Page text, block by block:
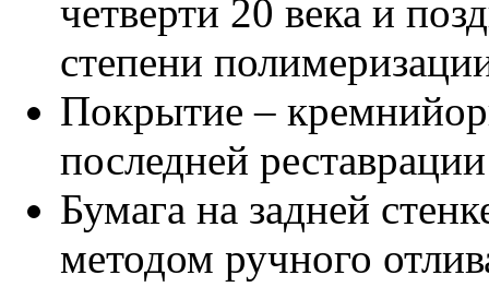
четверти 20 века и
степени
Покрытие –
последней
Бумага на задней
методом ручного